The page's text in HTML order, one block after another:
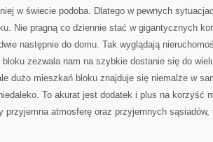
w świecie podoba. Dlatego w pewnych
Nie pragną co dziennie stać w gigantycznych
następnie do domu. Tak wyglądają
bloku zezwala nam na szybkie dostanie się do
dużo mieszkań bloku znajduje się niemalże w
To akurat jest dodatek i plus na korzyść
przyjemna atmosferę oraz przyjemnych